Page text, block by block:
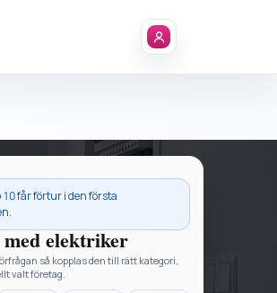
10får förtur i den första
medelektriker
så kopplas den till rätt kategori,
valt företag.